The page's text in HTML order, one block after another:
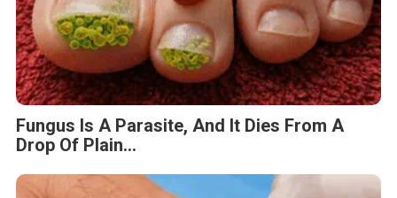
Fungus Is A Parasite, And It Dies From A
Drop Of Plain...